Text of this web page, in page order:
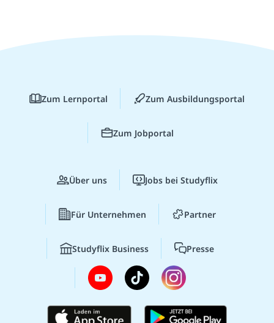
Zum Lernportal Zum Ausbildungsportal
Zum Jobportal
Über uns Jobs bei Studyflix
Für Unternehmen Partner
Studyflix Business Presse